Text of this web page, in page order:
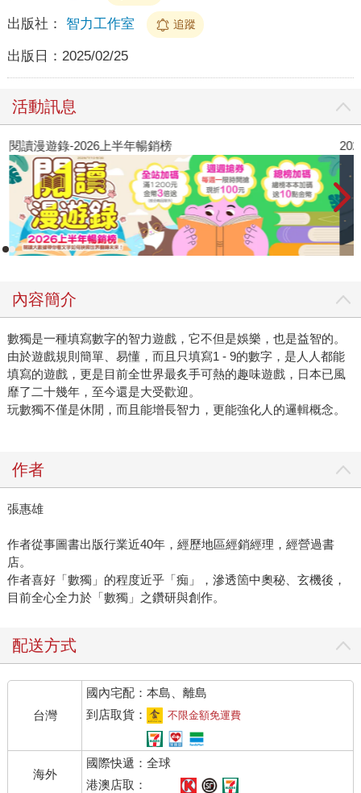
出版社： 智力工作室 追蹤
出版日： 2025/02/25
活動訊息
閱讀漫遊錄-2026上半年暢銷榜
內容簡介
數獨是一種填寫數字的智力遊戲，它不但是娛樂，也是益智的。
由於遊戲規則簡單、易懂，而且只填寫1 - 9的數字，是人人都能
填寫的遊戲，更是目前全世界最炙手可熱的趣味遊戲，日本已風
靡了二十幾年，至今還是大受歡迎。
玩數獨不僅是休閒，而且能增長智力，更能強化人的邏輯概念。
作者
張惠雄
作者從事圖書出版行業近40年，經歷地區經銷經理，經營過書
店。
作者喜好「數獨」的程度近乎「痴」，滲透箇中奧秘、玄機後，
目前全心全力於「數獨」之鑽研與創作。
配送方式
台灣
國內宅配：本島、離島
到店取貨：
不限金額免運費
海外
國際快遞：全球
港澳店取：